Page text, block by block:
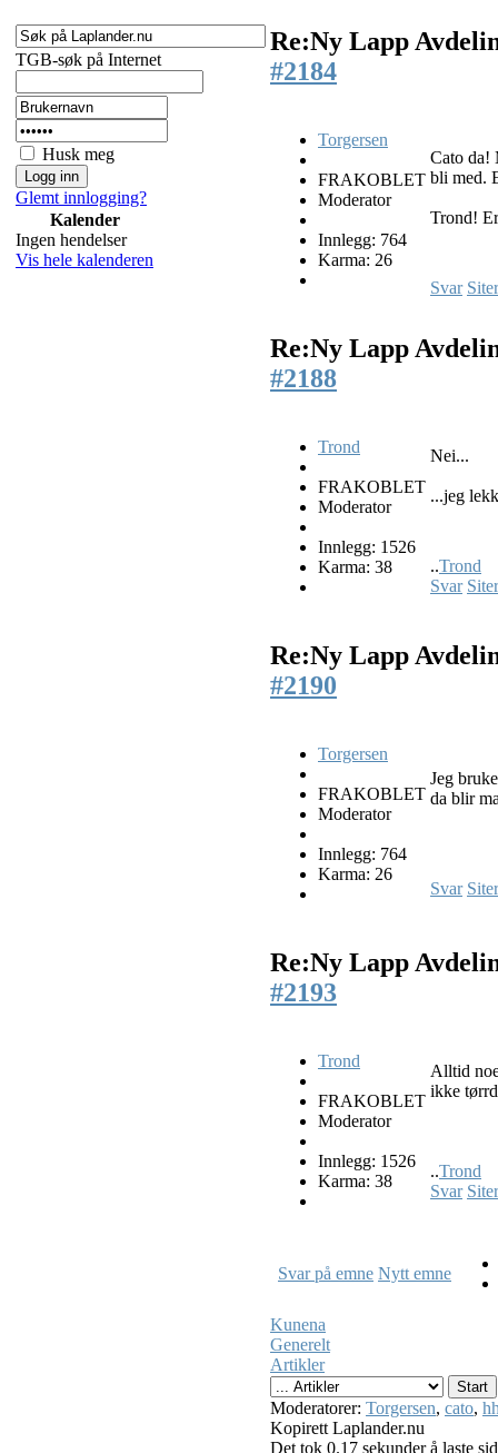
TGB-søk på Internet
Husk meg
Glemt innlogging?
Kalender
Ingen hendelser
Vis hele kalenderen
Re:Ny Lapp
#2184
Torgersen
FRAKOBLET
Moderator
Innlegg: 764
Karma: 26
Cato da!
bli med.
Trond!
Svar Siter
Re:Ny Lapp
#2188
Trond
FRAKOBLET
Moderator
Innlegg: 1526
Karma: 38
Nei...
...jeg
..Trond
Svar Siter
Re:Ny Lapp
#2190
Torgersen
FRAKOBLET
Moderator
Innlegg: 764
Karma: 26
Jeg
da blir
Svar Siter
Re:Ny Lapp
#2193
Trond
FRAKOBLET
Moderator
Innlegg: 1526
Karma: 38
Alltid
ikke
..Trond
Svar Siter
Svar på emne Nytt emne
Kunena
Generelt
Artikler
Moderatorer: Torgersen, cato,
Kopirett Laplander.nu
Det tok 0.17 sekunder å laste